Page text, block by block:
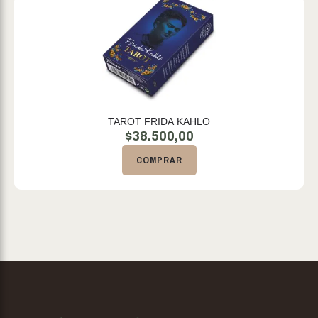
TAROT FRIDA KAHLO
$38.500,00
COMPRAR